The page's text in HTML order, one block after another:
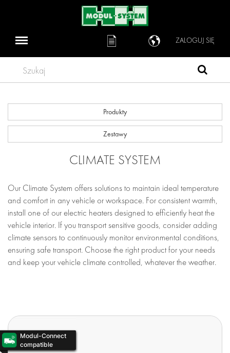
ZALOGUJ SIĘ
Szukaj
Produkty
Zestawy
CLIMATE SYSTEM
Our Climate System offers solutions to maintain ideal temperature
and comfort in any vehicle or workspace. For consistent warmth,
install one of our electric heaters designed to efficiently heat the
vehicle interior. If you transport sensitive goods, consider adding
climate sensors to continuously monitor environmental conditions,
ensuring safe transport. Choose the right product for your needs
and keep your vehicle climate controlled, whatever the weather.
Modul-Connect
compatible